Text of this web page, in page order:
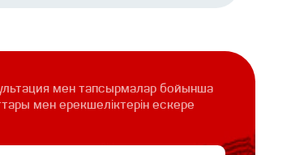
мен тапсырмалар бойынша
мен ерекшеліктерін ескере